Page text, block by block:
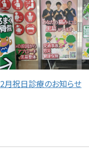
2月祝日診療のお知らせ